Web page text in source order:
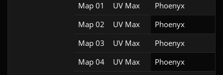
Map 01 UV Max Phoenyx
Map 02
UV Max Phoenyx
Map 03
UV Max Phoenyx
Map 04
UV Max Phoenyx